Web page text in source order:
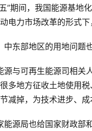
电力市场改革的形式
中东部地区的用地问
多地方征收土地使用
减掉，为技术进步、